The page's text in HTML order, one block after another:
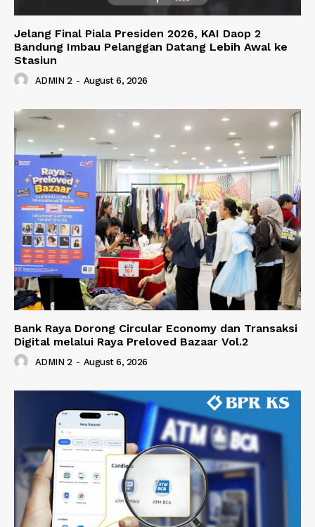
Jelang Final Piala Presiden 2026, KAI Daop 2
Bandung Imbau Pelanggan Datang Lebih Awal ke
Stasiun
ADMIN 2 - August 6, 2026
Bank Raya Dorong Circular Economy dan Transaksi
Digital melalui Raya Preloved Bazaar Vol.2
ADMIN 2 - August 6, 2026